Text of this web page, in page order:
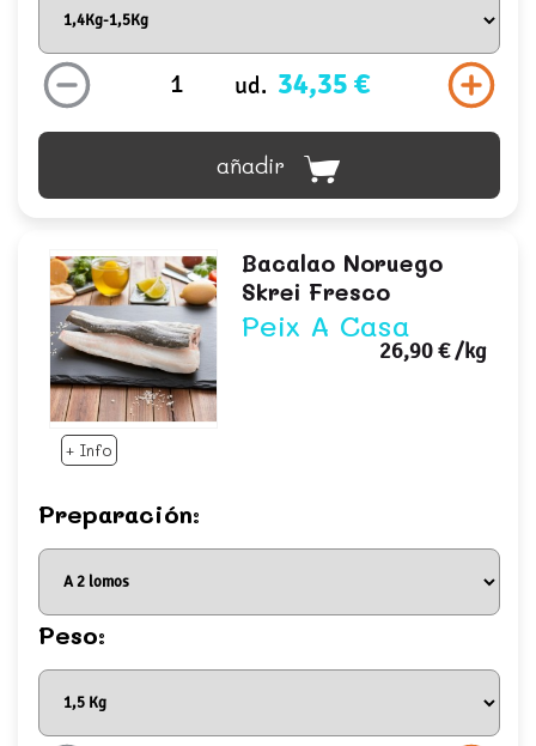
ud. 34,35 €
añadir
+ Info
Bacalao Noruego
Skrei Fresco
Peix A Casa
26,90 €/kg
Preparación:
Peso: